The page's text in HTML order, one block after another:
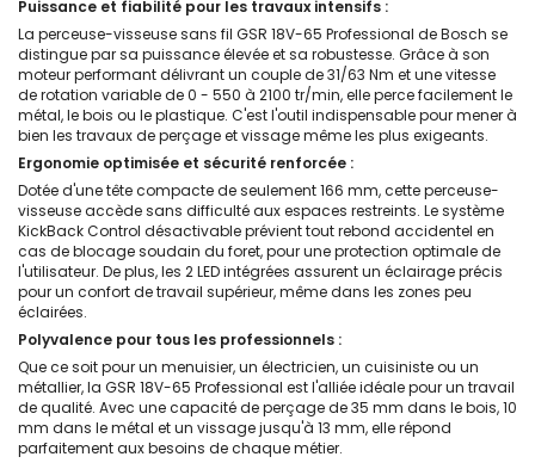
Puissance et fiabilité pour les travaux intensifs :
La perceuse-visseuse sans fil GSR 18V-65 Professional de Bosch se
distingue par sa puissance élevée et sa robustesse. Grâce à son
moteur performant délivrant un couple de 31/63 Nm et une vitesse
de rotation variable de 0 - 550 à 2100 tr/min, elle perce facilement le
métal, le bois ou le plastique. C'est l'outil indispensable pour mener à
bien les travaux de perçage et vissage même les plus exigeants.
Ergonomie optimisée et sécurité renforcée :
Dotée d'une tête compacte de seulement 166 mm, cette perceuse-
visseuse accède sans difficulté aux espaces restreints. Le système
KickBack Control désactivable prévient tout rebond accidentel en
cas de blocage soudain du foret, pour une protection optimale de
l'utilisateur. De plus, les 2 LED intégrées assurent un éclairage précis
pour un confort de travail supérieur, même dans les zones peu
éclairées.
Polyvalence pour tous les professionnels :
Que ce soit pour un menuisier, un électricien, un cuisiniste ou un
métallier, la GSR 18V-65 Professional est l'alliée idéale pour un travail
de qualité. Avec une capacité de perçage de 35 mm dans le bois, 10
mm dans le métal et un vissage jusqu'à 13 mm, elle répond
parfaitement aux besoins de chaque métier.